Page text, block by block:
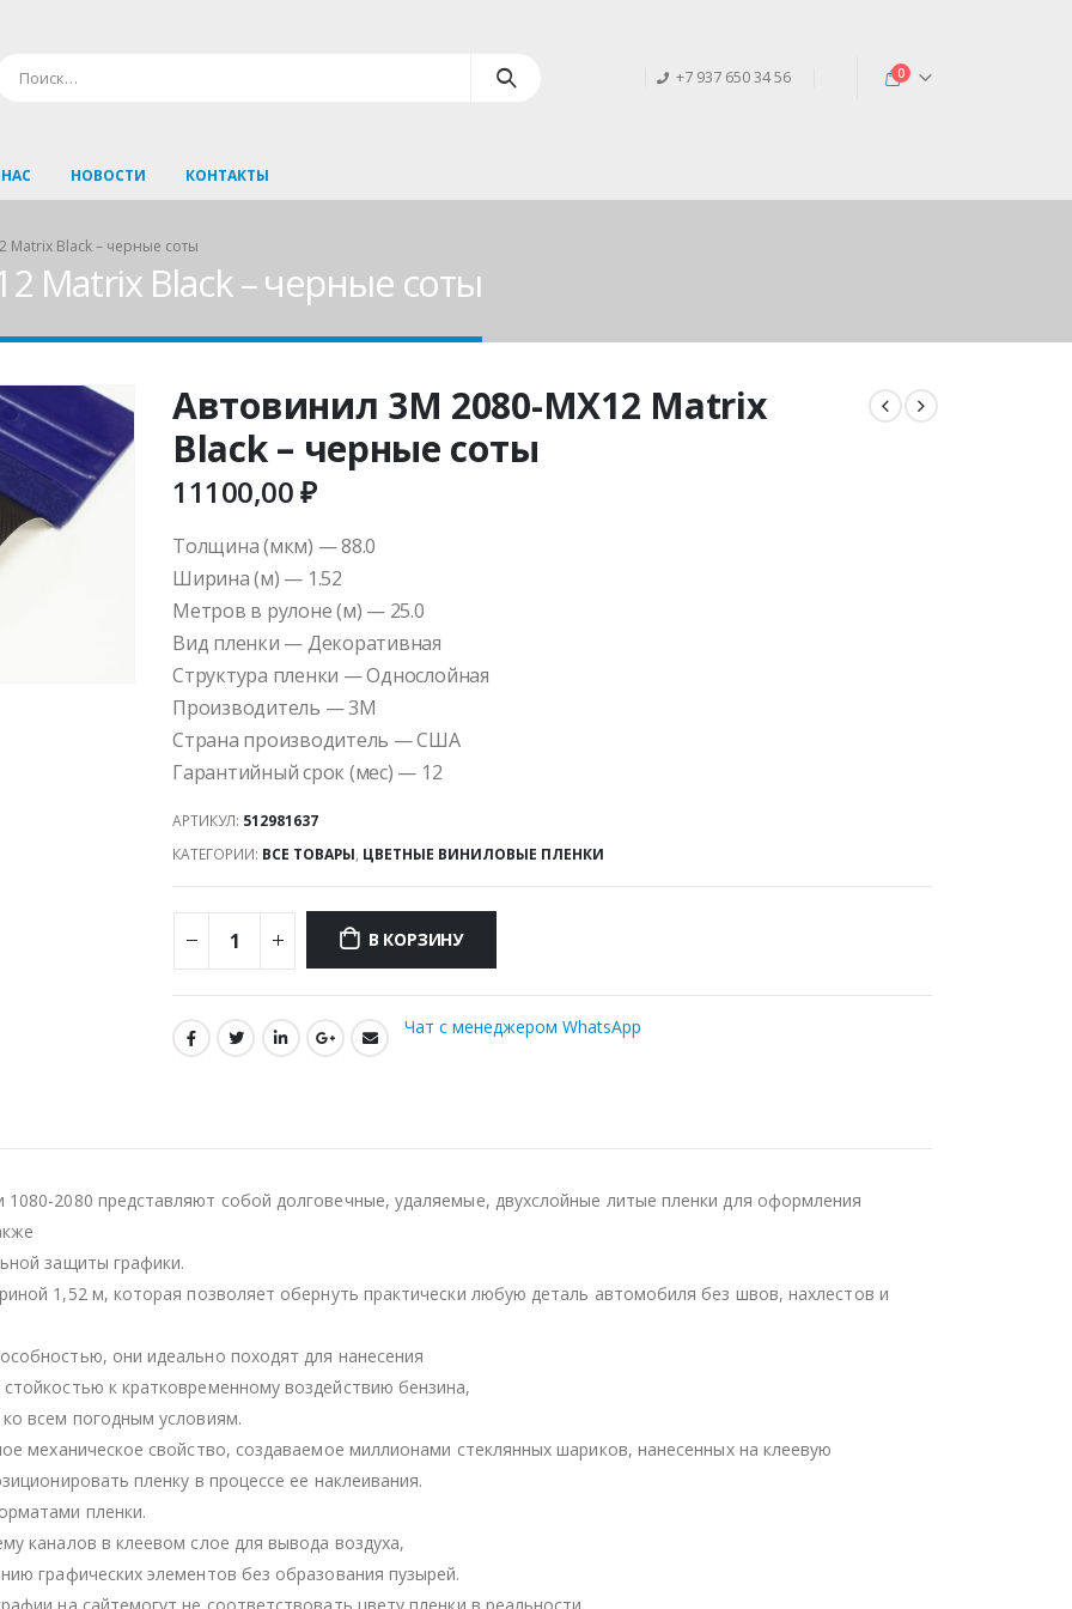
+7 937 650 34 56 0
НОВОСТИ КОНТАКТЫ
Matrix Black – черные соты
Matrix Black – черные соты
Автовинил 3M 2080-MX12 Matrix
Black – черные соты
11100,00₽
Толщина (мкм) — 88.0
Ширина (м) — 1.52
Метров в рулоне (м) — 25.0
Вид пленки — Декоративная
Структура пленки — Однослойная
Производитель — 3M
Страна производитель — США
Гарантийный срок (мес) — 12
АРТИКУЛ: 512981637
КАТЕГОРИИ: ВСЕ ТОВАРЫ, ЦВЕТНЫЕ ВИНИЛОВЫЕ ПЛЕНКИ
В КОРЗИНУ
Чат с менеджером WhatsApp
2080 представляют собой долговечные, удаляемые, двухслойные литые пленки для оформления
защиты графики.
1,52 м, которая позволяет обернуть практически любую деталь автомобиля без швов, нахлестов и
они идеально походят для нанесения
к кратковременному воздействию бензина,
всем погодным условиям.
механическое свойство, создаваемое миллионами стеклянных шариков, нанесенных на клеевую
пленку в процессе ее наклеивания.
пленки.
каналов в клеевом слое для вывода воздуха,
графических элементов без образования пузырей.
на сайтемогут не соответствовать цвету пленки в реальности.